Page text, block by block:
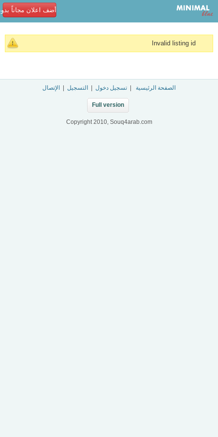
أضف اعلان مجاناً
Invalid listing id
الصفحة الرئيسية تسجيل دخول التسجيل الإتصال
Full version
Copyright 2010, Souq4arab.com